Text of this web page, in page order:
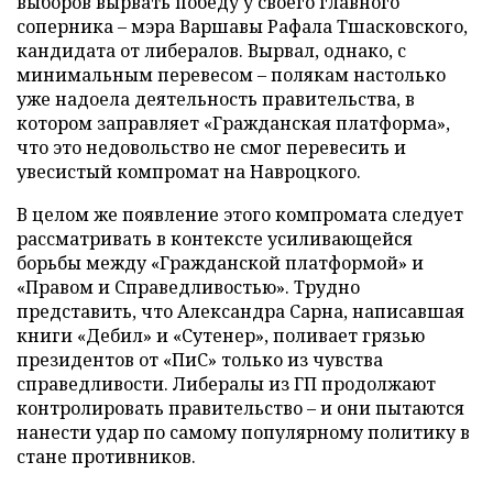
соперника – мэра Варшавы Рафала Тшасковского,
кандидата от либералов. Вырвал, однако, с
минимальным перевесом – полякам настолько
уже надоела деятельность правительства, в
котором заправляет «Гражданская платформа»,
что это недовольство не смог перевесить и
увесистый компромат на Навроцкого.
В целом же появление этого компромата следует
рассматривать в контексте усиливающейся
борьбы между «Гражданской платформой» и
«Правом и Справедливостью». Трудно
представить, что Александра Сарна, написавшая
книги «Дебил» и «Сутенер», поливает грязью
президентов от «ПиС» только из чувства
справедливости. Либералы из ГП продолжают
контролировать правительство – и они пытаются
нанести удар по самому популярному политику в
стане противников.